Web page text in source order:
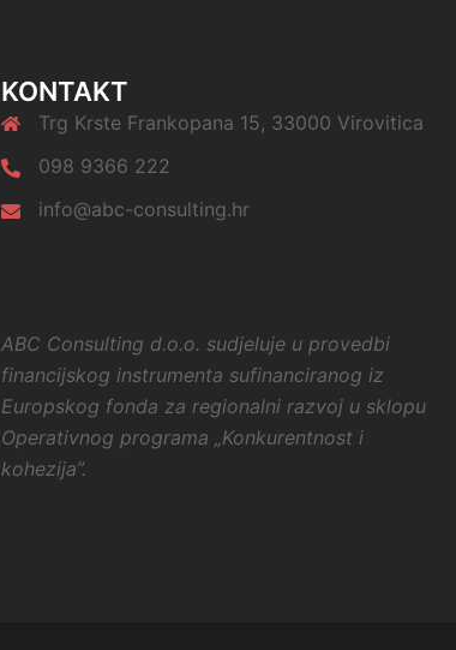
KONTAKT
Trg Krste Frankopana 15, 33000 Virovitica
098 9366 222
info@abc-consulting.hr
ABC Consulting d.o.o. sudjeluje u provedbi
financijskog instrumenta sufinanciranog iz
Europskog fonda za regionalni razvoj u sklopu
Operativnog programa „Konkurentnost i
kohezija”.